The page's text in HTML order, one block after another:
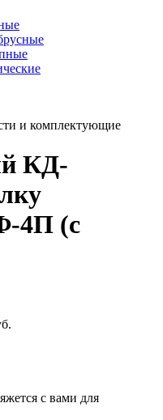
и комплектующие
КД-
4П (с
с вами для